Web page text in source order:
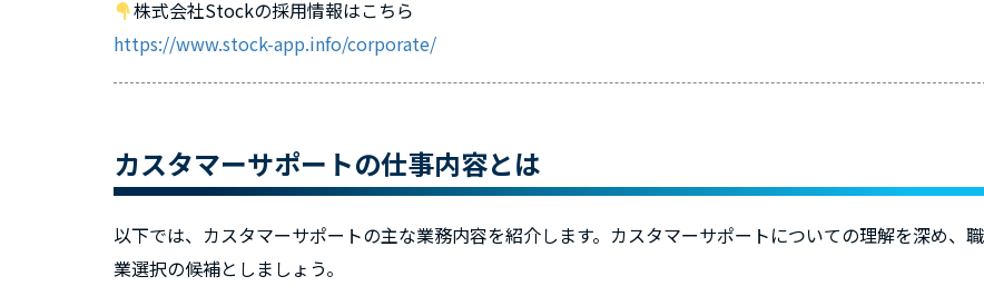
株式会社Stockの採用情報はこちら
https://www.stock-app.info/corporate/
カスタマーサポートの仕事内容とは
以下では、カスタマーサポートの主な業務内容を紹介します。カスタマーサポートについての理解を深め、職
業選択の候補としましょう。